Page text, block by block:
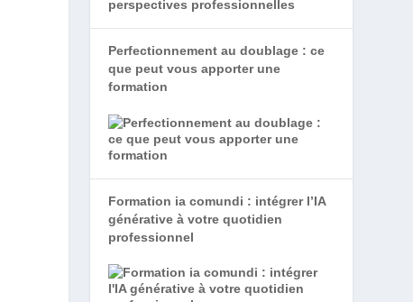
Perfectionnement au doublage : ce
que peut vous apporter une
formation
Formation ia comundi : intégrer l’IA
générative à votre quotidien
professionnel